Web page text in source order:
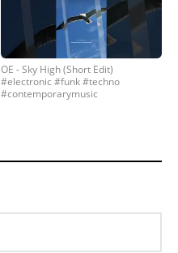
OE - Sky High (Short Edit)
#electronic #funk #techno
#contemporarymusic